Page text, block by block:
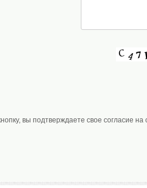
вы подтверждаете свое согласие